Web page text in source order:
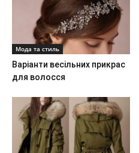
Мода та стиль
Варіанти весільних прикрас
для волосся